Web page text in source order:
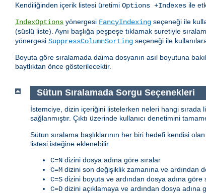
Kendiliğinden içerik listesi üretimi Options +Indexes ile
IndexOptions yönergesi FancyIndexing seçeneği ile
(süslü liste). Aynı başlığa peşpeşe tıklamak suretiyle
yönergesi SuppressColumnSorting seçeneği ile
Boyuta göre sıralamada daima dosyanın asıl boyutuna
baytlıktan önce gösterilecektir.
Sütun Sıralamada Sorgu Seçenekleri
İstemciye, dizin içeriğini listelerken neleri hangi
sağlanmıştır. Çıktı üzerinde kullanıcı denetimini
Sütun sıralama başlıklarının her biri hedefi kendisi
listesi isteğine eklenebilir.
C=N dizini dosya adına göre sıralar
C=M dizini son değişiklik zamanına ve ardından
C=S dizini boyuta ve ardından dosya adına göre
C=D dizini açıklamaya ve ardından dosya adına